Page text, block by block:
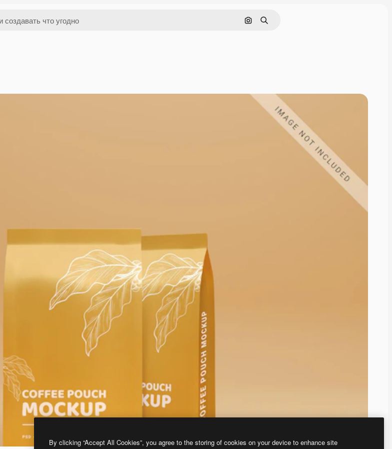
Поиск по изображению
Поиск
By clicking “Accept All Cookies”, you agree to the storing of cookies on your device to enhance site